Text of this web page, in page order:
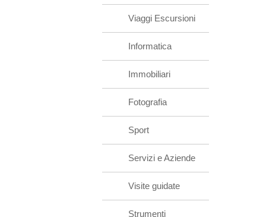
Viaggi Escursioni
Informatica
Immobiliari
Fotografia
Sport
Servizi e Aziende
Visite guidate
Strumenti